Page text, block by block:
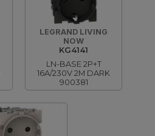
LEGRAND LIVING
NOW
KG4141
LN-BASE 2P+T
16A/230V 2M DARK
900381